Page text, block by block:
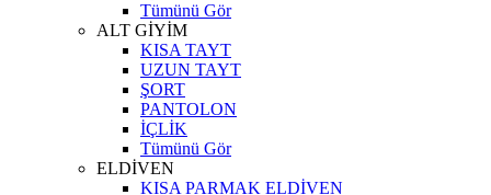
Tümünü Gör
ALT GİYİM
KISA TAYT
UZUN TAYT
ŞORT
PANTOLON
İÇLİK
Tümünü Gör
ELDİVEN
KISA PARMAK ELDİVEN